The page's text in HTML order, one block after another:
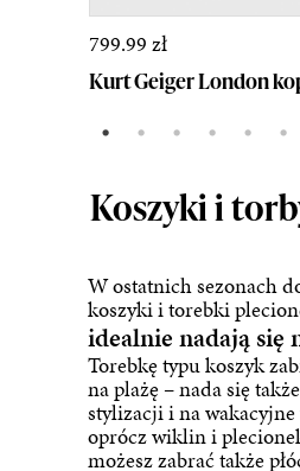
799.99 zł
Koszyki i
W ostatnich sezonach
koszyki i torebki
idealnie nadają się
Torebkę typukoszyk
na plażę – nada się
stylizacji i na
oprócz wiklin i
możesz zabrać także